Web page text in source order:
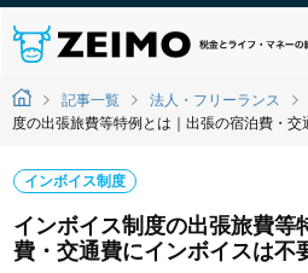
記事一覧 法人・フリーランス
度の出張旅費等特例とは｜出張の宿泊費・交
インボイス制度
インボイス制度の出張旅費等
費・交通費にインボイスは不